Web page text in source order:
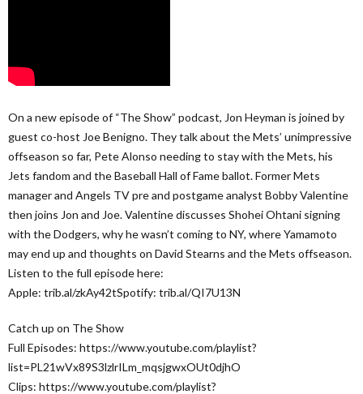
On a new episode of “The Show” podcast, Jon Heyman is joined by
guest co-host Joe Benigno. They talk about the Mets’ unimpressive
offseason so far, Pete Alonso needing to stay with the Mets, his
Jets fandom and the Baseball Hall of Fame ballot. Former Mets
manager and Angels TV pre and postgame analyst Bobby Valentine
then joins Jon and Joe. Valentine discusses Shohei Ohtani signing
with the Dodgers, why he wasn’t coming to NY, where Yamamoto
may end up and thoughts on David Stearns and the Mets offseason.
Listen to the full episode here:
Apple: trib.al/zkAy42tSpotify: trib.al/QI7U13N
Catch up on The Show
Full Episodes: https://www.youtube.com/playlist?
list=PL21wVx89S3lzlrILm_mqsjgwxOUt0djhO
Clips: https://www.youtube.com/playlist?